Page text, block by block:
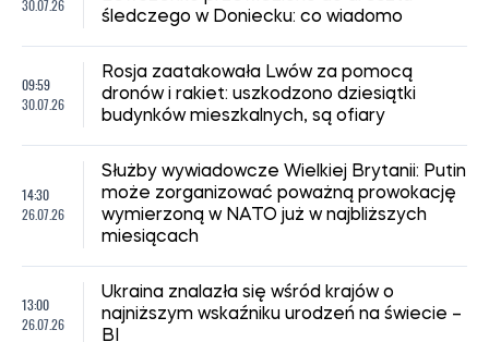
30.07.26
śledczego w Doniecku: co wiadomo
09:59
30.07.26
Rosja zaatakowała Lwów za pomocą
dronów i rakiet: uszkodzono dziesiątki
budynków mieszkalnych, są ofiary
14:30
26.07.26
Służby wywiadowcze Wielkiej Brytanii: Putin
może zorganizować poważną prowokację
wymierzoną w NATO już w najbliższych
miesiącach
13:00
26.07.26
Ukraina znalazła się wśród krajów o
najniższym wskaźniku urodzeń na świecie –
BI